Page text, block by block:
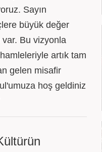
Sayın
büyük değer
Bu vizyonla
artık tam
gelen misafir
hoş geldiniz